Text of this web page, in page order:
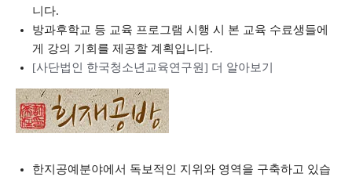
니다.
방과후학교 등 교육 프로그램 시행 시 본 교육 수료생들에
게 강의 기회를 제공할 계획입니다.
[사단법인 한국청소년교육연구원] 더 알아보기
한지공예분야에서 독보적인 지위와 영역을 구축하고 있습